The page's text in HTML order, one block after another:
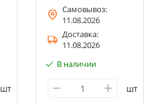
шт
Самовывоз:
11.08.2026
Доставка:
11.08.2026
В наличии
шт